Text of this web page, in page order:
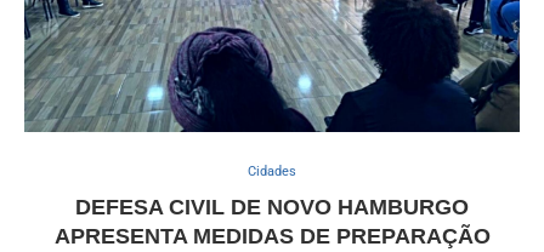
Cidades
DEFESA CIVIL DE NOVO HAMBURGO
APRESENTA MEDIDAS DE PREPARAÇÃO